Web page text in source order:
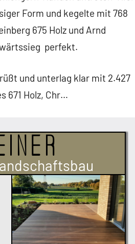
Form und kegelte mit 768
675 Holz und Arnd
perfekt.
und unterlag klar mit 2.427
671 Holz, Chr…